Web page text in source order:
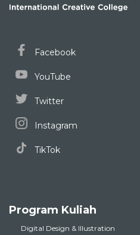
Facebook
YouTube
Twitter
Instagram
TikTok
Program Kuliah
Digital Design & Illustration